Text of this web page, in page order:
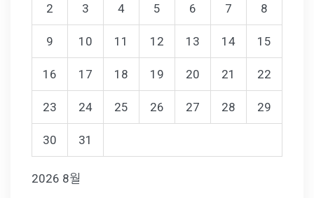
2026 8월
2 3 4 5 6 7 8
9 10 11 12 13 14 15
16 17 18 19 20 21 22
23 24 25 26 27 28 29
30 31